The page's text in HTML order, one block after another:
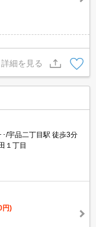
詳細を見る
/宇品二丁目駅 徒歩3分
１丁目
円)